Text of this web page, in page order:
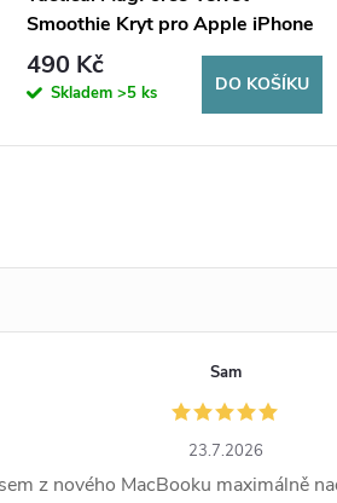
Smoothie Kryt pro Apple iPhone
16 Pro Max Asphalt
490 Kč
Skladem >5 ks DO KOŠÍKU
Sam
23.7.2026
z nového MacBooku maximálně